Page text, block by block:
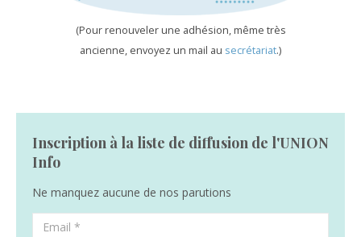
(Pour renouveler une adhésion, même très
ancienne, envoyez un mail au secrétariat.)
Inscription à la liste de diffusion de l'UNION
Info
Ne manquez aucune de nos parutions